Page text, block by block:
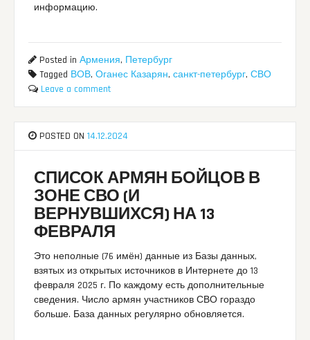
информацию.
Posted inАрмения, Петербург
Tagged ВОВ,Оганес Казарян,санкт-петербург,СВО
Leave a comment
POSTED ON14.12.2024
СПИСОК АРМЯН БОЙЦОВ В
ЗОНЕ СВО (И
ВЕРНУВШИХСЯ) НА 13
ФЕВРАЛЯ
Это неполные (76 имён) данные из Базы данных,
взятых из открытых источников в Интернете до 13
февраля 2025 г. По каждому есть дополнительные
сведения. Число армян участников СВО гораздо
больше. База данных регулярно обновляется.